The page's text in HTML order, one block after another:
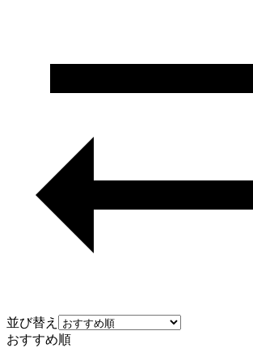
並び替え
おすすめ順